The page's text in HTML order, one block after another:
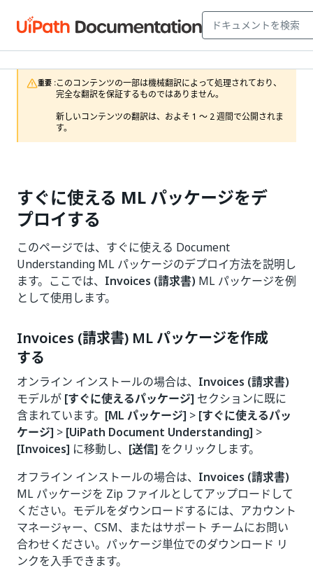
重要 :このコンテンツの一部は機械翻訳によって処理されており、
完全な翻訳を保証するものではありません。
新しいコンテンツの翻訳は、およそ 1 ～ 2 週間で公開されま
す。
すぐに使える ML パッケージをデ
プロイする
このページでは、すぐに使える Document
Understanding ML パッケージのデプロイ方法を説明し
ます。ここでは、 Invoices (請求書) ML パッケージを例
として使用します。
Invoices (請求書) ML パッケージを作成
する
オンライン インストールの場合は、 Invoices (請求書)
モデルが [すぐに使えるパッケージ] セクションに既に
含まれています。 [ML パッケージ] > [すぐに使えるパッ
ケージ] > [UiPath Document Understanding] >
[Invoices] に移動し、 [送信] をクリックします。
オフライン インストールの場合は、 Invoices (請求書)
ML パッケージを Zip ファイルとしてアップロードして
ください。モデルをダウンロードするには、アカウント
マネージャー、CSM、またはサポート チームにお問い
合わせください。パッケージ単位でのダウンロード リ
ンクを入手できます。